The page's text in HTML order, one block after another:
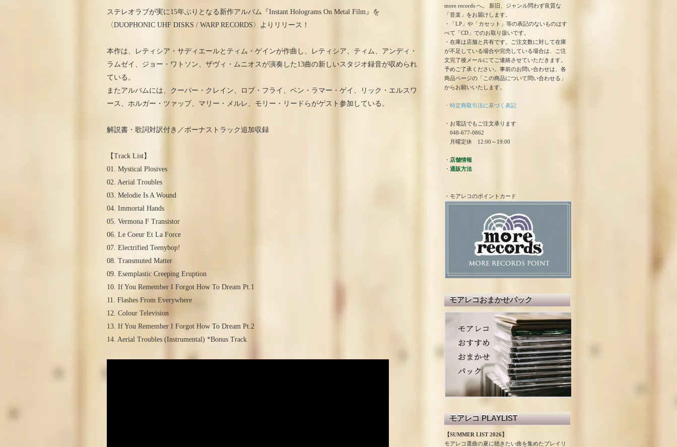
ステレオラブが実に15年ぶりとなる新作アルバム『Instant Holograms On Metal Film』を
〈DUOPHONIC UHF DISKS / WARP RECORDS〉よりリリース！
本作は、レティシア・サディエールとティム・ゲインが作曲し、レティシア、ティム、アンディ・
ラムゼイ、ジョー・ワトソン、ザヴィ・ムニオスが演奏した13曲の新しいスタジオ録音が収められ
ている。
またアルバムには、クーパー・クレイン、ロブ・フライ、ベン・ラマー・ゲイ、リック・エルスワ
ース、ホルガー・ツァップ、マリー・メルレ、モリー・リードらがゲスト参加している。
解説書・歌詞対訳付き／ボーナストラック追加収録
【Track List】
01. Mystical Plosives
02. Aerial Troubles
03. Melodie Is A Wound
04. Immortal Hands
05. Vermona F Transistor
06. Le Coeur Et La Force
07. Electrified Teenybop!
08. Transmuted Matter
09. Esemplastic Creeping Eruption
10. If You Remember I Forgot How To Dream Pt.1
11. Flashes From Everywhere
12. Colour Television
13. If You Remember I Forgot How To Dream Pt.2
14. Aerial Troubles (Instrumental) *Bonus Track
more records へ。 新旧、ジャンル問わず良質な
「音楽」をお届けします。
・「LP」や「カセット」等の表記のないものはす
べて「CD」でのお取り扱いです。
・在庫は店舗と共有です。ご注文数に対して在庫
が不足している場合や完売している場合は、ご注
文完了後メールにてご連絡させていただきます。
予めご了承ください。事前のお問い合わせは、各
商品ページの「この商品について問い合わせる」
からお願いいたします。
・特定商取引法に基づく表記
・お電話でもご注文承ります
048-677-0862
月曜定休 12:00～19:00
・ 店舗情報
・ 通販方法
・モアレコのポイントカード
モアレコおまかせパック
モアレコ PLAYLIST
【SUMMER LIST 2026】
モアレコ選曲の夏に聴きたい曲を集めたプレイリ